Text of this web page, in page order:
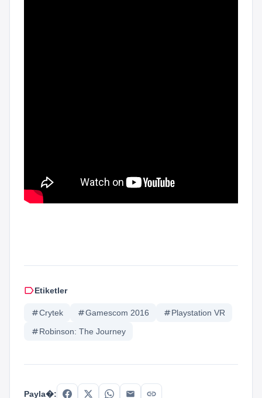
labelEtiketler
tagCrytek tagGamescom 2016 tagPlaystation VR
tagRobinson: The Journey
Payla�: link